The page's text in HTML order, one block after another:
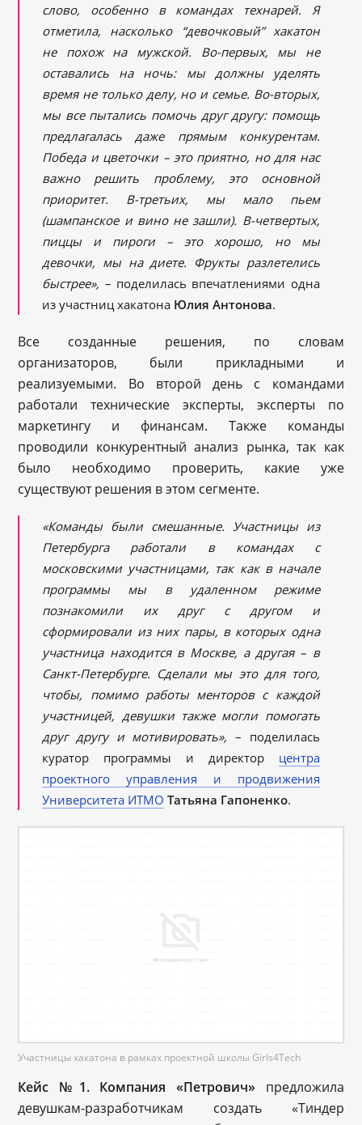
слово, особенно в командах технарей. Я
отметила, насколько “девочковый” хакатон
не похож на мужской. Во-первых, мы не
оставались на ночь: мы должны уделять
время не только делу, но и семье. Во-вторых,
мы все пытались помочь друг другу: помощь
предлагалась даже прямым конкурентам.
Победа и цветочки – это приятно, но для нас
важно решить проблему, это основной
приоритет. В-третьих, мы мало пьем
(шампанское и вино не зашли). В-четвертых,
пиццы и пироги – это хорошо, но мы
девочки, мы на диете. Фрукты разлетелись
быстрее», – поделилась впечатлениями одна
из участниц хакатона Юлия Антонова.
Все созданные решения, по словам
организаторов, были прикладными и
реализуемыми. Во второй день с командами
работали технические эксперты, эксперты по
маркетингу и финансам. Также команды
проводили конкурентный анализ рынка, так как
было необходимо проверить, какие уже
существуют решения в этом сегменте.
«Команды были смешанные. Участницы из
Петербурга работали в командах с
московскими участницами, так как в начале
программы мы в удаленном режиме
познакомили их друг с другом и
сформировали из них пары, в которых одна
участница находится в Москве, а другая – в
Санкт-Петербурге. Сделали мы это для того,
чтобы, помимо работы менторов с каждой
участницей, девушки также могли помогать
друг другу и мотивировать», – поделилась
куратор программы и директор центра
проектного управления и продвижения
Университета ИТМО Татьяна Гапоненко.
Участницы хакатона в рамках проектной школы Girls4Tech
Кейс №1. Компания «Петрович»предложила
девушкам-разработчикам создать «Тиндер